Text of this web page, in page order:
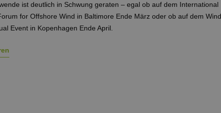
ist deutlich in Schwung geraten – egal ob auf dem International
for Offshore Wind in Baltimore Ende März oder ob auf dem Wind
Event in Kopenhagen Ende April.